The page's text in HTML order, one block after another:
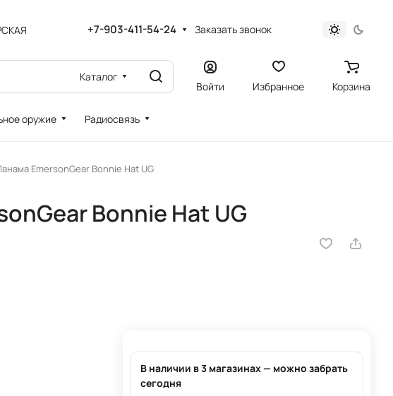
+7-903-411-54-24 Заказать звонок
Каталог
Войти Избранное Корзина
оружие Радиосвязь
EmersonGear Bonnie Hat UG
Bonnie Hat UG
В наличии в 3 магазинах — можно забрать
сегодня